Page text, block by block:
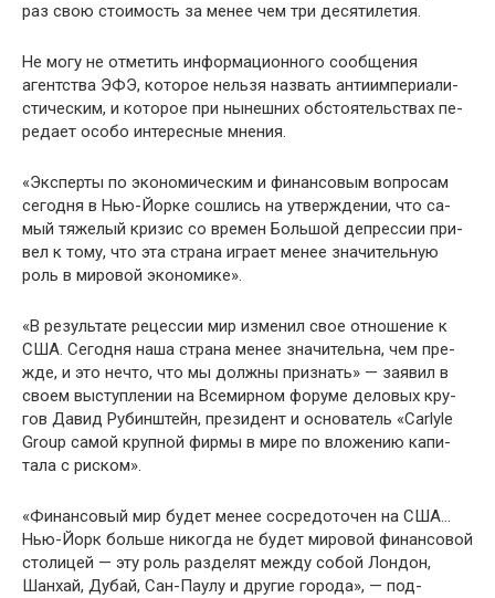
раз свою стоимость за менее чем три десятилетия.
Не могу не отметить информационного сообщения
агентства ЭФЭ, которое нельзя назвать антиимпериали­
стическим, и которое при нынешних обстоятельствах пе­
редает особо интересные мнения.
«Эксперты по экономическим и финансовым вопро­сам
сегодня в Нью-Йорке сошлись на утверждении, что са­
мый тяжелый кризис со времен Большой депрессии при­
вел к тому, что эта страна играет менее значительную
роль в мировой экономике».
«В результате рецессии мир изменил свое отношение к
США. Сегодня наша страна менее значительна, чем пре­
жде, и это нечто, что мы должны признать» — заявил в
своем выступлении на Всемирном форуме деловых кру­
гов Давид Рубинштейн, президент и основатель «Carlyle
Group самой крупной фирмы в мире по вложению капи­
тала с риском».
«Финансовый мир будет менее сосредоточен на США…
Нью-Йорк больше никогда не будет мировой фи­нансовой
столицей — эту роль разделят между собой Лон­дон,
Шанхай, Дубай, Сан-Паулу и другие города», — под­